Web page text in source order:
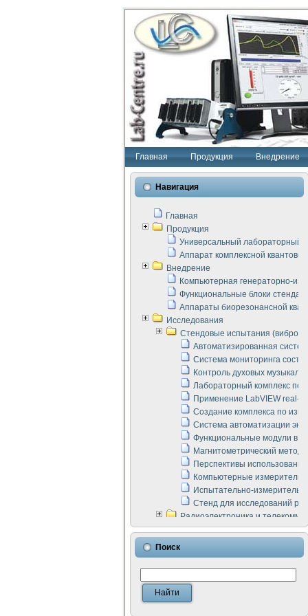
Главная Продукция Внедрение
Навигация
Главная
Продукция
Универсальный лабораторный
Аппарат комплексной
Внедрение
Компьютерная генераторно-
Функциональные блоки стенда
Аппараты биорезонансной
Исследования
Стендовые испытания
Автоматизированная
Система мониторинга
Контроль духовых
Лабораторный комплекс по
Применение LabVIEW real-
Создание комплекса по
Система автоматизации
Функциональные модули в
Магнитометрический метод
Перспективы
Компьютерные
Испытательно-
Стенд для исследований
Радиоэлектроника и
LabVIEW в расчетах
Аппаратно-программный
Виртуальный
Измерение шумовых
Измерительный
Инструменты для
Инструменты для
Поиск